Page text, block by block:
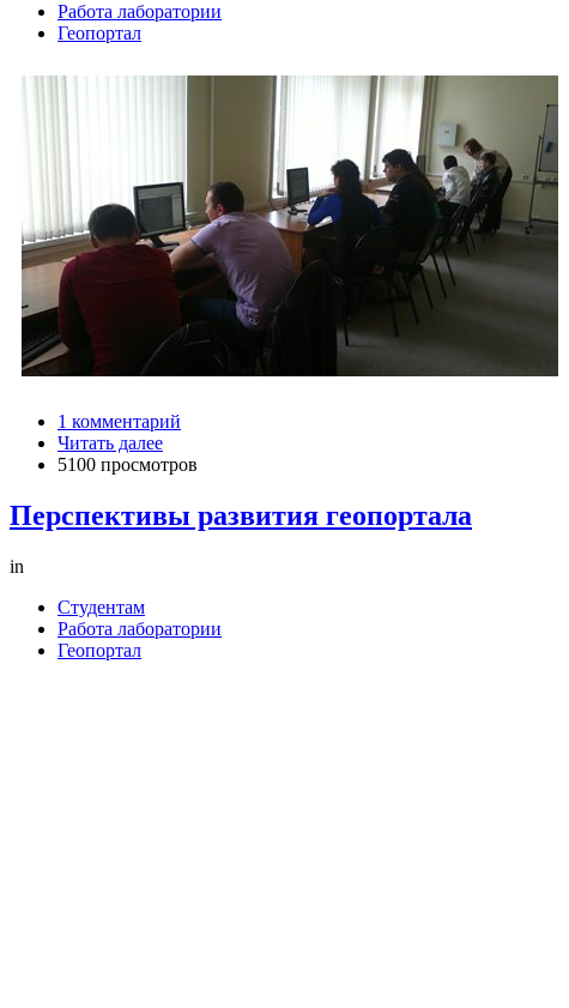
Работа лаборатории
Геопортал
1 комментарий
Читать далее
5100 просмотров
Перспективы развития геопортала
in
Студентам
Работа лаборатории
Геопортал